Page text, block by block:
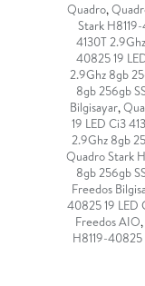
Quadro,
Stark
4130T
40825 19
2.9Ghz 8gb
8gb 256gb
Bilgisayar,
19 LED Ci3
2.9Ghz 8gb
Quadro Stark
8gb 256gb
Freedos
40825 19 LED
Freedos AIO,
H8119-40825